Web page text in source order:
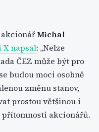
Michal
X napsal: „Nelze
ČEZ může být pro
budou moci osobně
změnu stanov,
prostou většinou i
akcionářů.